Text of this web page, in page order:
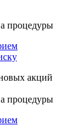
процедуры
акций
процедуры